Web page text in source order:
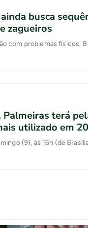
busca
zagueiros
com problemas físicos;
terá
utilizado em
(9), às 16h (de